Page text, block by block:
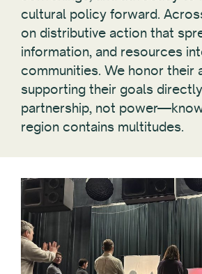
cultural policy forward.
on distributive action that
information, and resources
communities. We honor their
supporting their goals
partnership, not
region contains multitudes.